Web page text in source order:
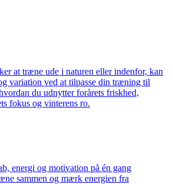
at træne ude i naturen eller indenfor, kan
variation ved at tilpasse din træning til
du udnytter forårets friskhed,
fokus og vinterens ro.
energi og motivation på én gang
sammen og mærk energien fra